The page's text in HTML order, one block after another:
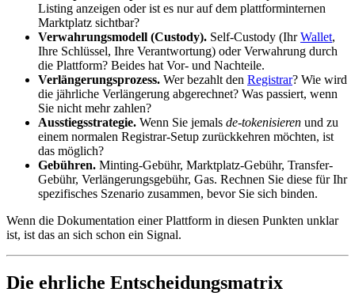
Listing anzeigen oder ist es nur auf dem plattforminternen
Marktplatz sichtbar?
Verwahrungsmodell (Custody). Self-Custody (IhrWallet,
Ihre Schlüssel, Ihre Verantwortung) oder Verwahrung durch
die Plattform? Beides hat Vor- und Nachteile.
Verlängerungsprozess. Wer bezahlt den Registrar? Wie wird
die jährliche Verlängerung abgerechnet? Was passiert, wenn
Sie nicht mehr zahlen?
Ausstiegsstrategie. Wenn Sie jemals de-tokenisieren und zu
einem normalen Registrar-Setup zurückkehren möchten, ist
das möglich?
Gebühren. Minting-Gebühr, Marktplatz-Gebühr, Transfer-
Gebühr, Verlängerungsgebühr, Gas. Rechnen Sie diese für Ihr
spezifisches Szenario zusammen, bevor Sie sich binden.
Wenn die Dokumentation einer Plattform in diesen Punkten unklar
ist, ist das an sich schon ein Signal.
Die ehrliche Entscheidungsmatrix